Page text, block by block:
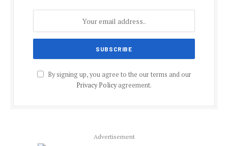
By signing up, you agree to the our terms and our
Privacy Policyagreement.
Advertisement